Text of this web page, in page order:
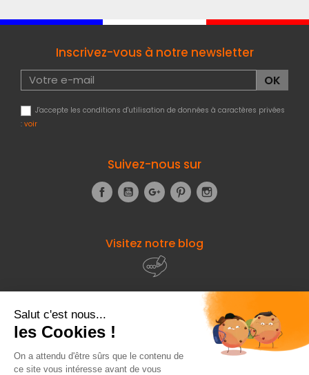
Inscrivez-vous à notre newsletter
J'accepte les conditions d'utilisation de données à caractères privées
: voir
Suivez-nous sur
FacebookYouTubeGoogle+Pinterest
Visitez notre blog
À propos de
Fourniresto